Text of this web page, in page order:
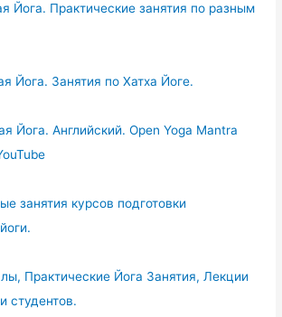
Йога. Практические занятия по разным
Йога. Занятия по Хатха Йоге.
Йога. Английский. Open Yoga Mantra
занятия курсов подготовки
Практические Йога Занятия, Лекции
студентов.